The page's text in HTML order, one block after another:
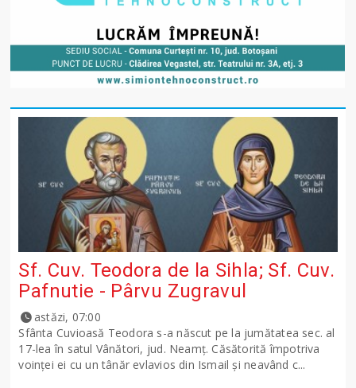
Sf. Cuv. Teodora de la Sihla; Sf. Cuv.
Pafnutie - Pârvu Zugravul
astăzi, 07:00
Sfânta Cuvioasă Teodora s-a născut pe la jumătatea sec. al
17-lea în satul Vânători, jud. Neamţ. Căsătorită împotriva
voinţei ei cu un tânăr evlavios din Ismail şi neavând c...